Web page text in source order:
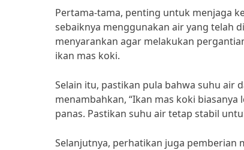
Pertama-tama, penting untuk menjaga
sebaiknya menggunakan air yang telah
menyarankan agar melakukan
ikan mas koki.
Selain itu, pastikan pula bahwa suhu air
menambahkan, “Ikan mas koki
panas. Pastikan suhu air tetap stabil
Selanjutnya, perhatikan juga pemberian